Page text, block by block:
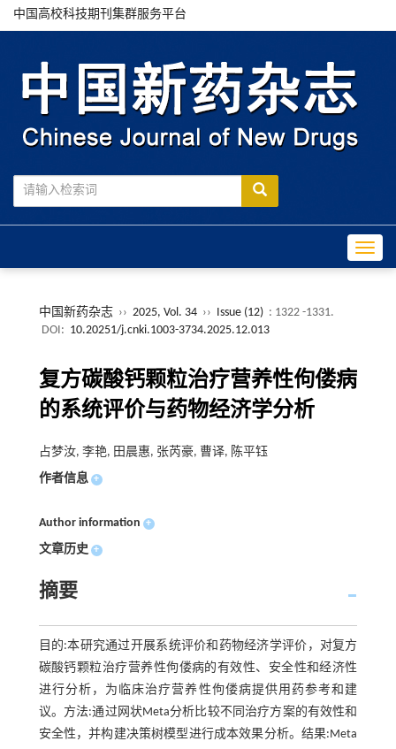
中国高校科技期刊集群服务平台
中国新药杂志 ›› 2025, Vol. 34 ›› Issue (12) : 1322 -1331.
DOI: 10.20251/j.cnki.1003-3734.2025.12.013
复方碳酸钙颗粒治疗营养性佝偻病
的系统评价与药物经济学分析
占梦汝, 李艳, 田晨惠, 张芮豪, 曹译, 陈平钰
作者信息 +
Author information +
文章历史 +
摘要
目的:本研究通过开展系统评价和药物经济学评价，对复方
碳酸钙颗粒治疗营养性佝偻病的有效性、安全性和经济性
进行分析，为临床治疗营养性佝偻病提供用药参考和建
议。方法:通过网状Meta分析比较不同治疗方案的有效性和
安全性，并构建决策树模型进行成本效果分析。结果:Meta